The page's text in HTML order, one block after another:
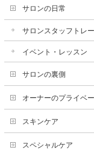
サロンの日常
サロンスタッフトレ
イベント・レッスン
サロンの裏側
オーナーのプライベ
スキンケア
スペシャルケア